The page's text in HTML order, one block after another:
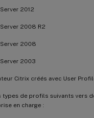
2012
2008 R2
2008
2003
Citrix créés avec User
types de profils suivants vers
en charge :